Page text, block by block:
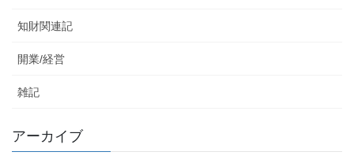
知財関連記
開業/経営
雑記
アーカイブ